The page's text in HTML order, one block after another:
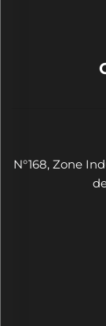
N°168, Zone